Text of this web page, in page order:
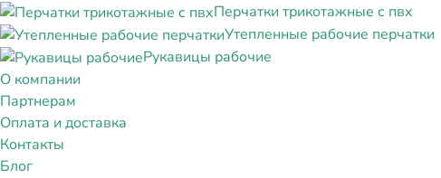
Перчатки трикотажные с пвх
Утепленные рабочие перчатки
Рукавицы рабочие
О компании
Партнерам
Оплата и доставка
Контакты
Блог